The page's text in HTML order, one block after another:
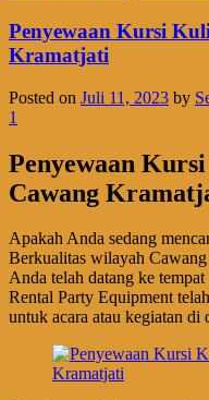
Penyewaan Kursi
Kramatjati
Posted on Juli 11, 2023 by
1
Penyewaan
Cawang
Apakah Anda sedang
Berkualitas wilayah
Anda telah datang ke
Rental Party Equipment
untuk acara atau kegiatan di